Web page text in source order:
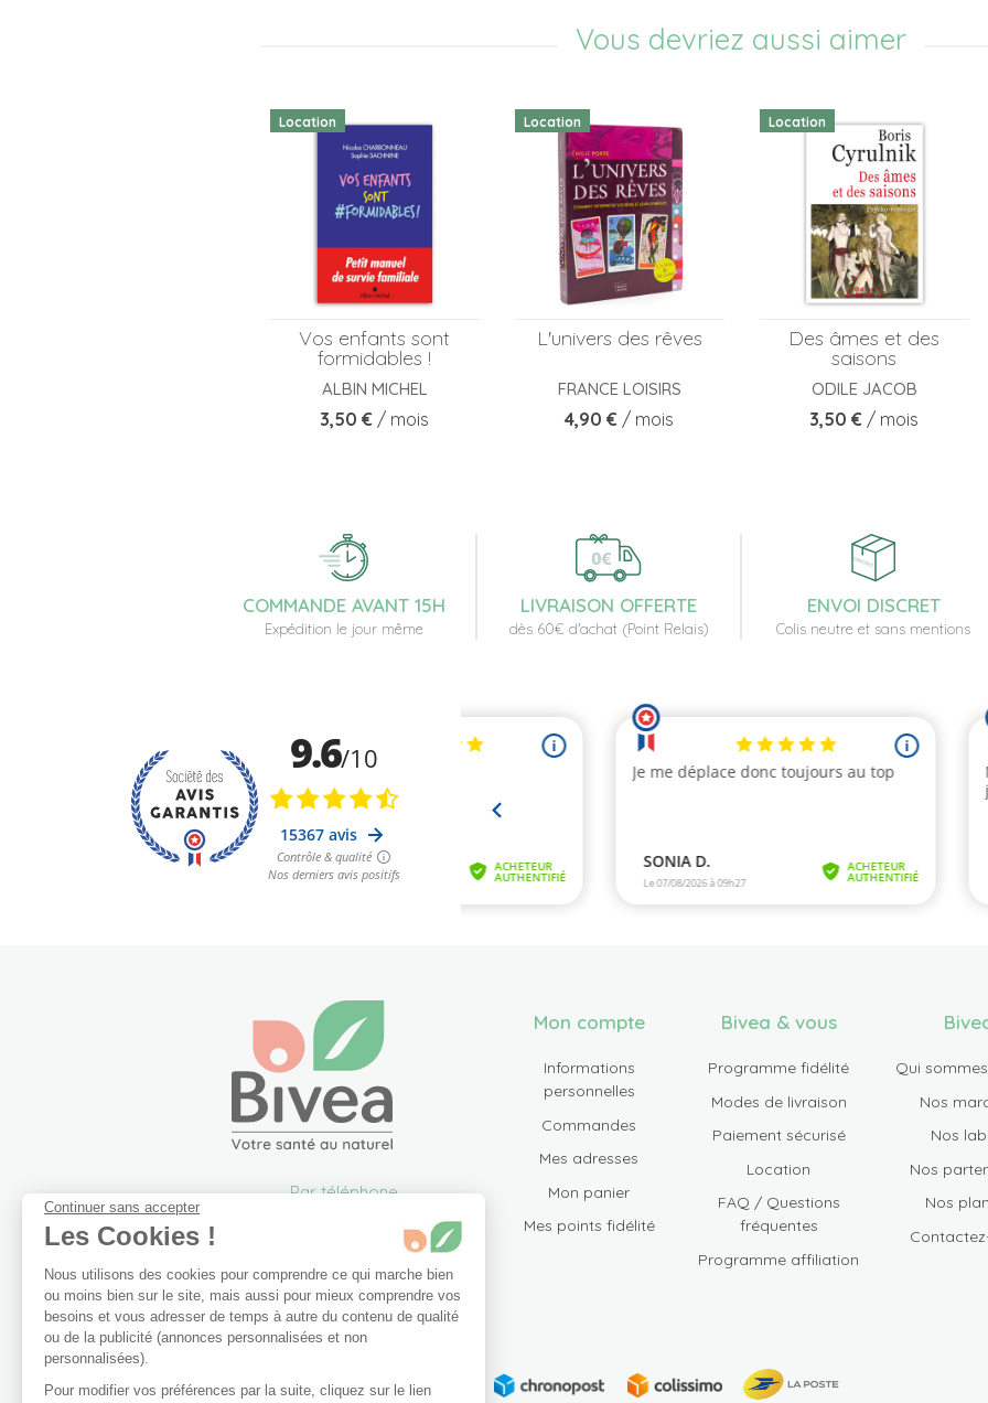
Vous devriez aussi aimer
Location
Vos enfants sont
formidables !
ALBIN MICHEL
Prix
3,50 € / mois
Location
L'univers des rêves
FRANCE LOISIRS
Prix
4,90 € / mois
Location
Des âmes et des
saisons
ODILE JACOB
Prix
3,50 € / mois
COMMANDE AVANT 15H
Expédition le jour même
LIVRAISON OFFERTE
dès 60€ d'achat (Point Relais)
ENVOI DISCRET
Colis neutre et sans mentions
Par téléphone
info@bivea.com
6 rue du Solarium
33170 Gradignan
France Métropolitaine
Mon compte
Informations
personnelles
Commandes
Mes adresses
Mon panier
Mes points fidélité
Bivea & vous
Programme fidélité
Modes de livraison
Paiement sécurisé
Location
FAQ / Questions
fréquentes
Programme affiliation
Qui
Nos
Nos
Nos
Nos
Continuer sans accepter
Les Cookies !
Nous utilisons des cookies pour comprendre ce qui marche bien
ou moins bien sur le site, mais aussi pour mieux comprendre vos
besoins et vous adresser de temps à autre du contenu de qualité
ou de la publicité (annonces personnalisées et non
personnalisées).
Pour modifier vos préférences par la suite, cliquez sur le lien